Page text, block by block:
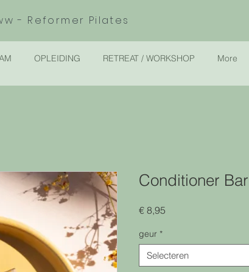
- Reformer Pilates
OPLEIDING RETREAT / WORKSHOP More
Conditioner Bar
€ 8,95
geur *
Selecteren